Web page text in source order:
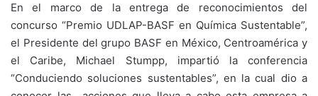
En el marco de la entrega de reconocimientos del
concurso “Premio UDLAP-BASF en Química Sustentable”,
el Presidente del grupo BASF en México, Centroamérica y
el Caribe, Michael Stumpp, impartió la conferencia
“Conduciendo soluciones sustentables”, en la cual dio a